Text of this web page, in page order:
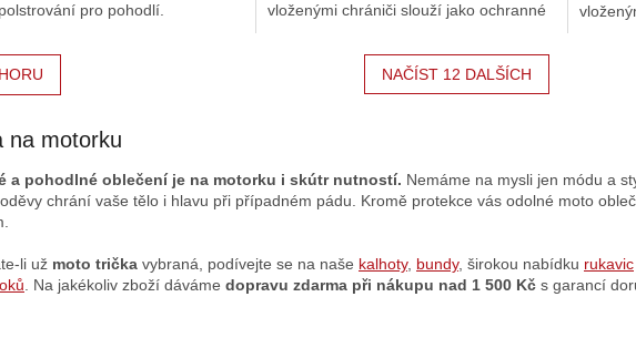
pro pohodlí.
vloženými chrániči slouží jako ochranné
NAČÍST 12 DALŠÍCH
na motorku
a pohodlné oblečení je na motorku i skútr nutností. Nemáme na mysli jen módu a
chrání vaše tělo i hlavu při případném pádu. Kromě protekce vás odolné moto
li už moto trička vybraná, podívejte se na naše kalhoty, bundy, širokou nabídku rukavic
. Na jakékoliv zboží dáváme dopravu zdarma při nákupu nad 1 500 Kč s garancí